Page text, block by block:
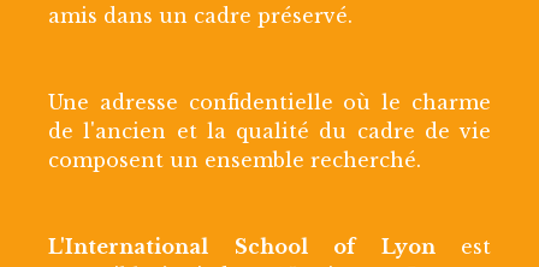
amis dans un cadre préservé.
Une adresse confidentielle où le charme
de l'ancien et la qualité du cadre de vie
composent un ensemble recherché.
L'International School of Lyon est